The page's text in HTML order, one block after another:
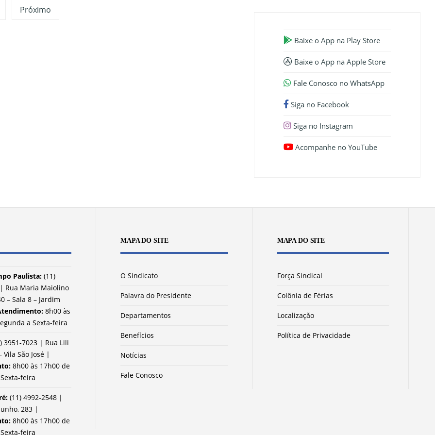
Próximo
Baixe o App na Play Store
Baixe o App na Apple Store
Fale Conosco no WhatsApp
Siga no Facebook
Siga no Instagram
Acompanhe no YouTube
Paulista:(11)
Rua Maria Maiolino
– Sala 8 – Jardim
8h00 às
a Sexta-feira
3951-7023 | Rua Lili
Vila São José |
8h00 às 17h00 de
feira
(11) 4992-2548 |
283 |
8h00 às 17h00 de
feira
MAPA DO SITE
O Sindicato
Palavra do Presidente
Departamentos
Benefícios
Notícias
Fale Conosco
MAPA DO SITE
Força Sindical
Colônia de Férias
Localização
Política de Privacidade